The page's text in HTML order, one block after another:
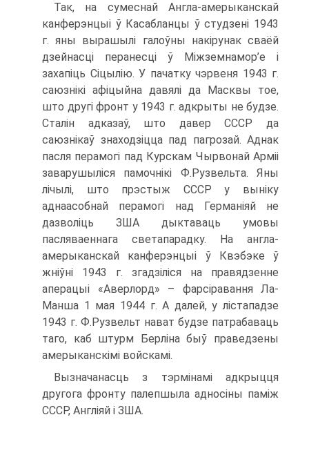
Так, на сумеснай Англа-амерыканскай
канферэнцыі ў Касабланцы ў студзені 1943
г. яны вырашылі галоўны накірунак сваёй
дзейнасці перанесці ў Міжземнамор’е і
захапіць Сіцылію. У пачатку чэрвеня 1943 г.
саюзнікі афіцыйна давялі да Масквы тое,
што другі фронт у 1943 г. адкрыты не будзе.
Сталін адказаў, што давер СССР да
саюзнікаў знаходзіцца пад пагрозай. Аднак
пасля перамогі пад Курскам Чырвонай Арміі
заварушыліся памочнікі Ф.Рузвельта. Яны
лічылі, што прэстыж СССР у выніку
аднаасобнай перамогі над Германіяй не
дазволіць ЗША дыктаваць умовы
пасляваеннага светапарадку. На англа-
амерыканскай канферэнцыі ў Квэбэке ў
жніўні 1943 г. згадзіліся на правядзенне
аперацыі «Аверлорд» – фарсіравання Ла-
Манша 1 мая 1944 г. А далей, у лістападзе
1943 г. Ф.Рузвельт нават будзе патрабаваць
таго, каб штурм Берліна быў праведзены
амерыканскімі войскамі.
Вызначанасць з тэрмінамі адкрыцця
другога фронту палепшыла адносіны паміж
СССР, Англіяй і ЗША.